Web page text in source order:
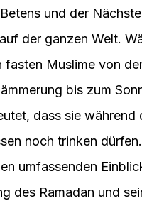
und der
der ganzen Welt.
fasten Muslime von
bis zum
dass sie während
noch trinken dürfen.
umfassenden
des Ramadan und